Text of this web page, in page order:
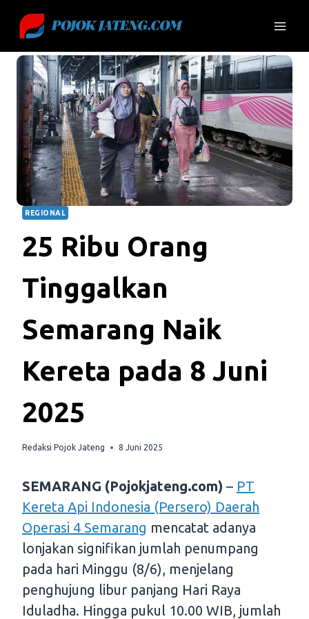
content
REGIONAL
25 Ribu Orang
Tinggalkan
Semarang Naik
Kereta pada 8 Juni
2025
Redaksi Pojok Jateng 8 Juni 2025
SEMARANG (Pojokjateng.com) – PT
Kereta Api Indonesia (Persero) Daerah
Operasi 4 Semarang mencatat adanya
lonjakan signifikan jumlah penumpang
pada hari Minggu (8/6), menjelang
penghujung libur panjang Hari Raya
Iduladha. Hingga pukul 10.00 WIB, jumlah